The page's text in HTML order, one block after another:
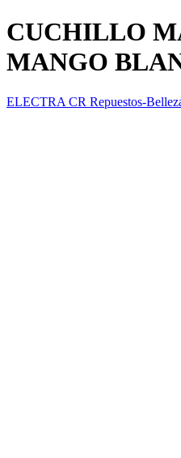
CUCHILLO
MANGO
ELECTRA CR Repuestos-